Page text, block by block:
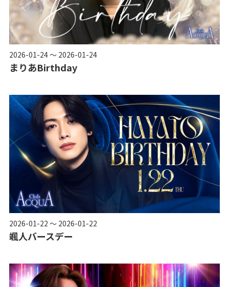
2026-01-24 ～ 2026-01-24
まりあBirthday
2026-01-22 ～ 2026-01-22
颯人バースデー